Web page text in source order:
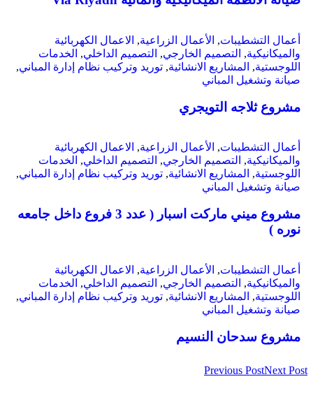
أعمال التشطيبات, الأعمال الزراعية, الاعمال الكهربائية
والميكانيكية, التصميم الخارجي, التصميم الداخلي, الخدمات
اللوجستية, المشاريع الانشائية, توريد وتركيب نظام إدارة المباني,
صيانة وتشغيل المباني
مشروع ثلاجه التويجري
أعمال التشطيبات, الأعمال الزراعية, الاعمال الكهربائية
والميكانيكية, التصميم الخارجي, التصميم الداخلي, الخدمات
اللوجستية, المشاريع الانشائية, توريد وتركيب نظام إدارة المباني,
صيانة وتشغيل المباني
مشروع ميني ماركت اسبار ( عدد 3 فروع داخل جامعه
نوره )
أعمال التشطيبات, الأعمال الزراعية, الاعمال الكهربائية
والميكانيكية, التصميم الخارجي, التصميم الداخلي, الخدمات
اللوجستية, المشاريع الانشائية, توريد وتركيب نظام إدارة المباني,
صيانة وتشغيل المباني
مشروع سدحان النسيم
Previous PostNext Post